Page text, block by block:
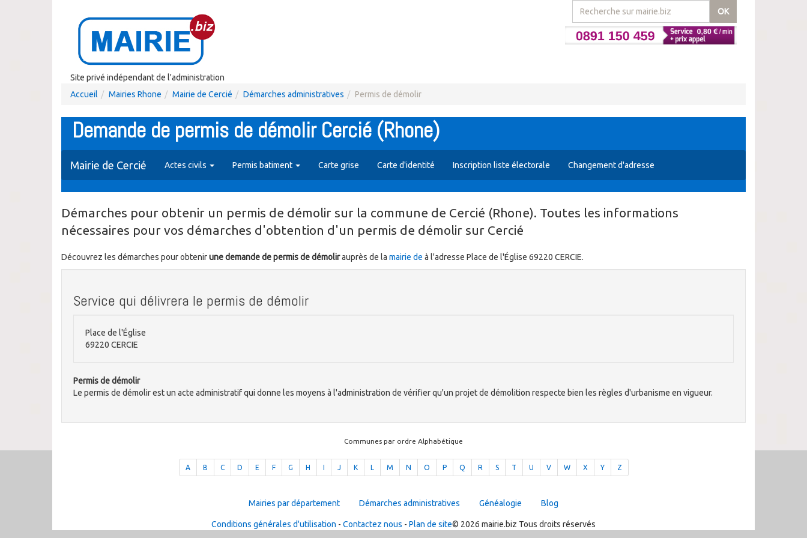
OK
Site privé indépendant de l'administration
Accueil
Mairies Rhone Mairie de Cercié Démarches administratives Permis de démolir
Demande de permis de démolir Cercié (Rhone)
Mairie de Cercié Actes civils Permis batiment Carte grise Carte d'identité Inscription liste électorale Changement d'adresse
Démarches pour obtenir un permis de démolir sur la commune de Cercié (Rhone). Toutes les informations
nécessaires pour vos démarches d'obtention d'un permis de démolir sur Cercié
Découvrez les démarches pour obtenirune demande de permis de démolirauprès de la mairie de à l'adresse Place de l'Église 69220 CERCIE.
Service qui délivrera le permis de démolir
Place de l'Église
69220 CERCIE
Permis de démolir
Le permis de démolir est un acte administratif qui donne les moyens à l'administration de vérifier qu'un projet de démolition respecte bien les règles d'urbanisme en vigueur.
Communes par ordre Alphabétique
A B C D E F G H I J K L M N O P Q R S T U V W X Y Z
Mairies par département Démarches administratives Généalogie Blog
Conditions générales d'utilisation - Contactez nous - Plan de site© 2026 mairie.biz Tous droits réservés